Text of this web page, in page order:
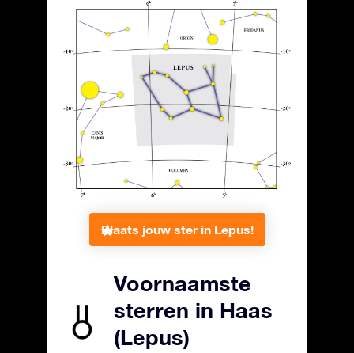
Plaats jouw ster in Lepus!
Voornaamste
sterren in Haas
(Lepus)